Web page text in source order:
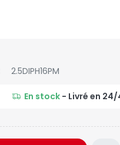
2.5DIPH16PM
En stock - Livré en 24/